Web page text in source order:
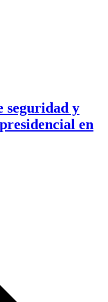
seguridad y
en